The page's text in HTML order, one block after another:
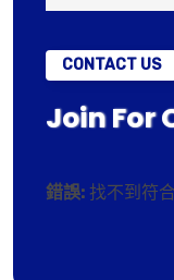
CONTACT US
Join For
錯誤: 找不到符